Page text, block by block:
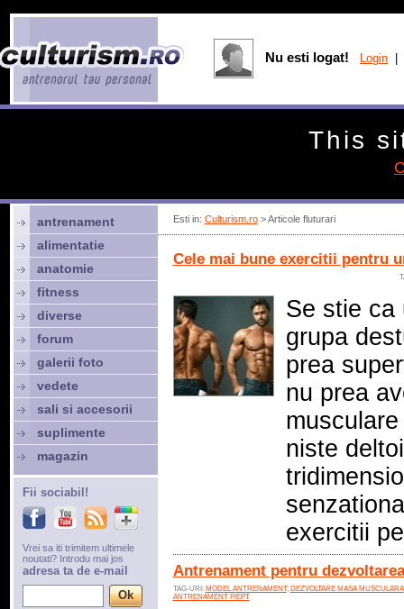
Esti in: Culturism.ro> Articole fluturari
Cele mai bune exercitii pentru
Se stie ca
grupa
prea
nu prea
niste
exercitii
Antrenament pentru
TAG-URI: MODEL ANTRENAMENT, DEZVOLTARE MASA MUSCULARA
ANTRENAMENT PIEPT
antrenament
alimentatie
anatomie
fitness
diverse
forum
galerii foto
vedete
sali si accesorii
suplimente
magazin
Fii sociabil!
Vrei sa iti trimitem ultimele
noutati? Introdu mai jos
adresa ta de e-mail
Nu esti logat! Login
This